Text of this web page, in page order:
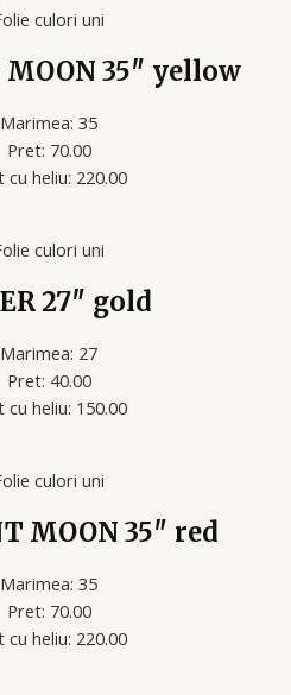
culori uni
MOON 35″ yellow
Marimea: 35
Pret: 70.00
cu heliu: 220.00
culori uni
27″ gold
Marimea: 27
Pret: 40.00
cu heliu: 150.00
culori uni
MOON 35″ red
Marimea: 35
Pret: 70.00
cu heliu: 220.00